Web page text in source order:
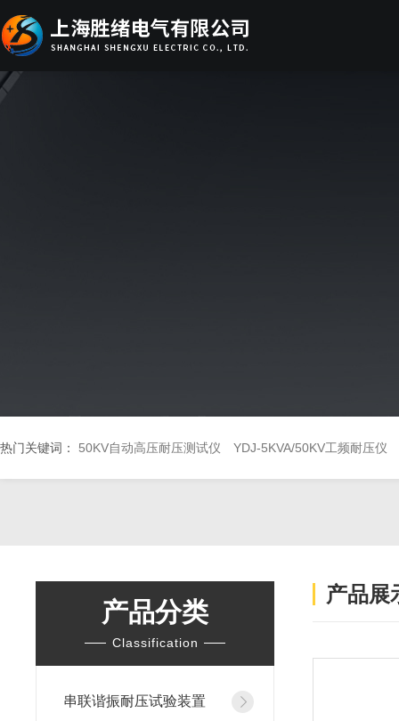
热门关键词： 50KV自动高压耐压测试仪 YDJ-5KVA/50KV工频耐压仪
产品分类
Classification
串联谐振耐压试验装置
产品展